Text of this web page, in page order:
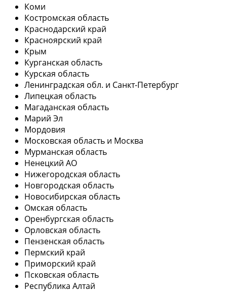
Коми
Костромская область
Краснодарский край
Красноярский край
Крым
Курганская область
Курская область
Ленинградская обл. и Санкт-Петербург
Липецкая область
Магаданская область
Марий Эл
Мордовия
Московская область и Москва
Мурманская область
Ненецкий АО
Нижегородская область
Новгородская область
Новосибирская область
Омская область
Оренбургская область
Орловская область
Пензенская область
Пермский край
Приморский край
Псковская область
Республика Алтай